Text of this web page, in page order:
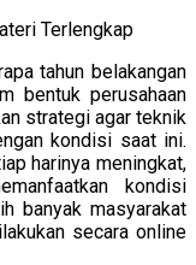
tahun belakangan
bentuk perusahaan
strategi agar teknik
kondisi saat ini.
harinya meningkat,
kondisi
banyak masyarakat
secara online